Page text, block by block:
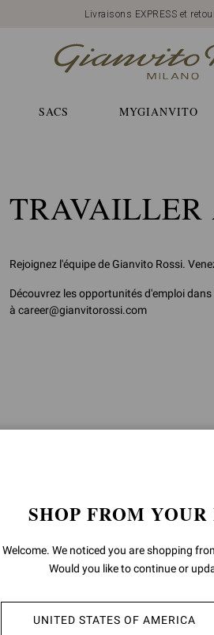
Livraisons EXPRESS et
SACS MYGIANVITO
TRAVAILLER
Rejoignez l'équipe de Gianvito Rossi.
Découvrez les opportunités d'emploi
à career@gianvitorossi.com
SHOP FROM
Welcome. We noticed you are shopping
Would you like to continue or
UNITED STATES OF AMERICA